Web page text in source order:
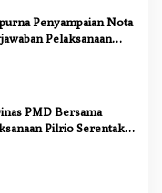
Penyampaian Nota
Pelaksanaan
PMD Bersama
Pilrio Serentak